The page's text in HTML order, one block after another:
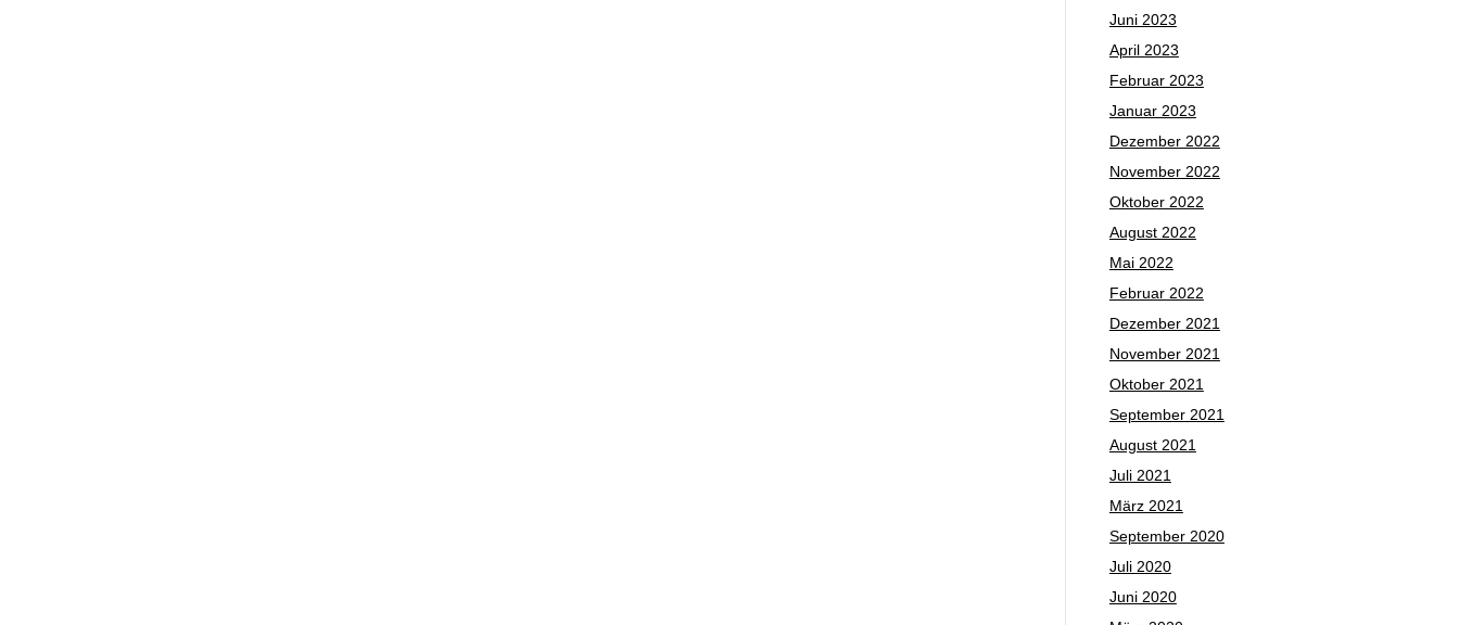
Juni 2023
April 2023
Februar 2023
Januar 2023
Dezember 2022
November 2022
Oktober 2022
August 2022
Mai 2022
Februar 2022
Dezember 2021
November 2021
Oktober 2021
September 2021
August 2021
Juli 2021
März 2021
September 2020
Juli 2020
Juni 2020